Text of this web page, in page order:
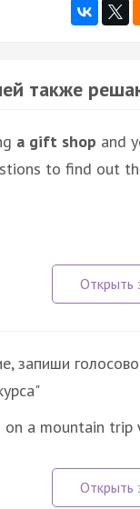
также
a gift shop and
to find out
запиши
on a mountain